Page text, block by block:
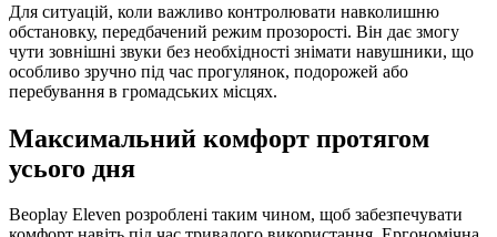
Для ситуацій, коли важливо контролювати навколишню
обстановку, передбачений режим прозорості. Він дає змогу
чути зовнішні звуки без необхідності знімати навушники, що
особливо зручно під час прогулянок, подорожей або
перебування в громадських місцях.
Максимальний комфорт протягом
усього дня
Beoplay Eleven розроблені таким чином, щоб забезпечувати